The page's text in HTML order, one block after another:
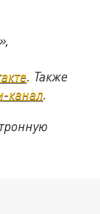
. Также
канал.